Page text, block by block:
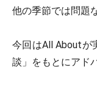
他の季節では問題
今回はAll Aboutが
談」をもとにアド